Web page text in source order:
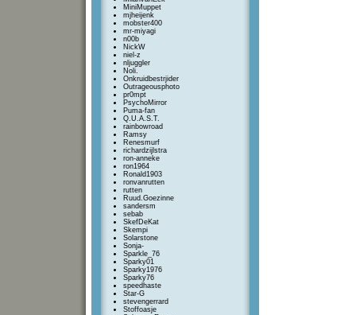
MiniMuppet
mjheijenk
mobster400
mr-miyagi
n00b
NickW
niel-z
nljuggler
Noli.
Onkruidbestrjider
Outrageousphoto
pr0mpt
PsychoMirror
Puma-fan
Q.U.A.S.T.
rainbowroad
Ramsy
Renesmurf
richardzijlstra
ron-anneke
ron1964
Ronald1903
ronvanrutten
rutten
Ruud.Goezinne
sandersm
sebab
SkefDeKat
Skempi
Solarstone
Sonja-
Sparkle_76
Sparky01
Sparky1976
Sparky76
speedhaste
Star-G
stevengerrard
Stoffoasje